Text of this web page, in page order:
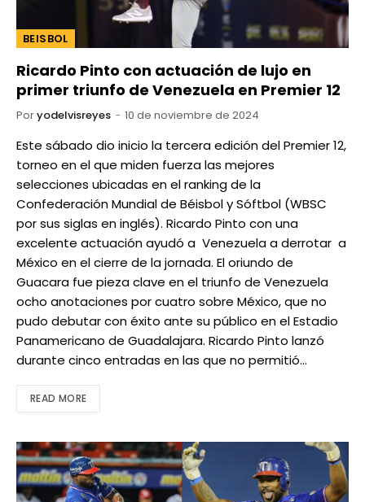
BEISBOL
Ricardo Pinto con actuación de lujo en
primer triunfo de Venezuela en Premier 12
Poryodelvisreyes 10 de noviembre de 2024
Este sábado dio inicio la tercera edición del Premier 12,
torneo en el que miden fuerza las mejores
selecciones ubicadas en el ranking de la
Confederación Mundial de Béisbol y Sóftbol (WBSC
por sus siglas en inglés). Ricardo Pinto con una
excelente actuación ayudó a Venezuela a derrotar a
México en el cierre de la jornada. El oriundo de
Guacara fue pieza clave en el triunfo de Venezuela
ocho anotaciones por cuatro sobre México, que no
pudo debutar con éxito ante su público en el Estadio
Panamericano de Guadalajara. Ricardo Pinto lanzó
durante cinco entradas en las que no permitió…
READ MORE